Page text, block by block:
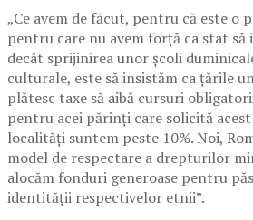
„Ce avem de făcut, pentru că este o
pentru care nu avem forță ca stat
decât sprijinirea unor școli
culturale, este să insistăm ca țările
plătesc taxe să aibă cursuri
pentru acei părinți care solicită
localități suntem peste 10%. Noi,
model de respectare a drepturilor
alocăm fonduri generoase pentru
identității respectivelor etnii”.